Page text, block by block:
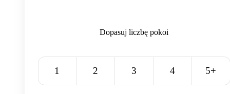
Dopasuj liczbę pokoi
1 2 3 4 5+